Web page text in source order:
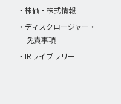
・株価・株式情報
・ディスクロージャー・
免責事項
・IRライブラリー